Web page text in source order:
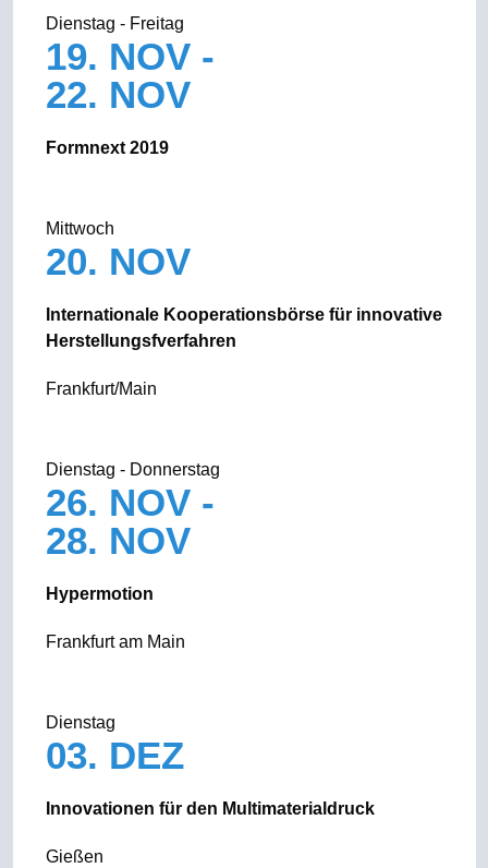
Dienstag - Freitag
19. NOV -
22. NOV
Formnext 2019
Mittwoch
20. NOV
Internationale Kooperationsbörse für innovative
Herstellungsfverfahren
Frankfurt/Main
Dienstag - Donnerstag
26. NOV -
28. NOV
Hypermotion
Frankfurt am Main
Dienstag
03. DEZ
Innovationen für den Multimaterialdruck
Gießen